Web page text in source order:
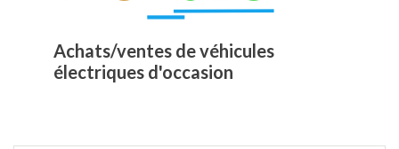
Achats/ventes de véhicules
électriques d'occasion